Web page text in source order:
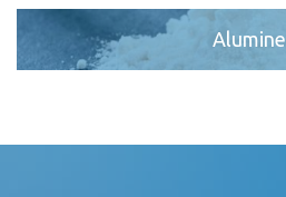
Alumine